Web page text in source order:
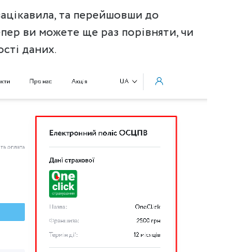
та перейшовши до
ви можете ще раз порівняти, чи
даних.